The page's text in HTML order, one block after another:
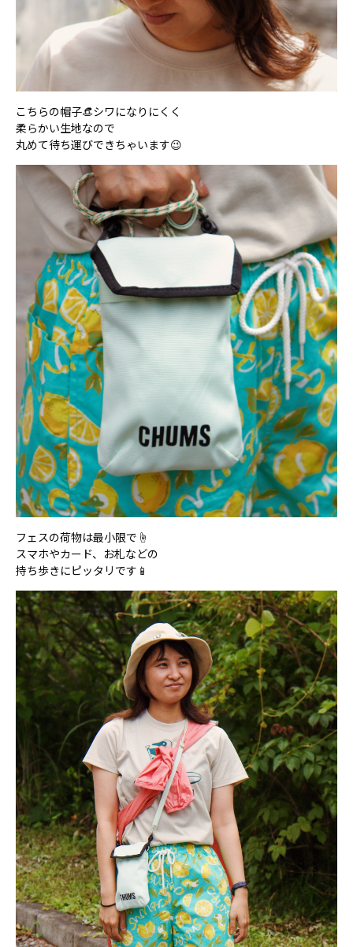
こちらの帽子👒シワになりにくく
柔らかい生地なので
丸めて待ち運びできちゃいます😉
フェスの荷物は最小限で☝️
スマホやカード、お札などの
持ち歩きにピッタリです📱